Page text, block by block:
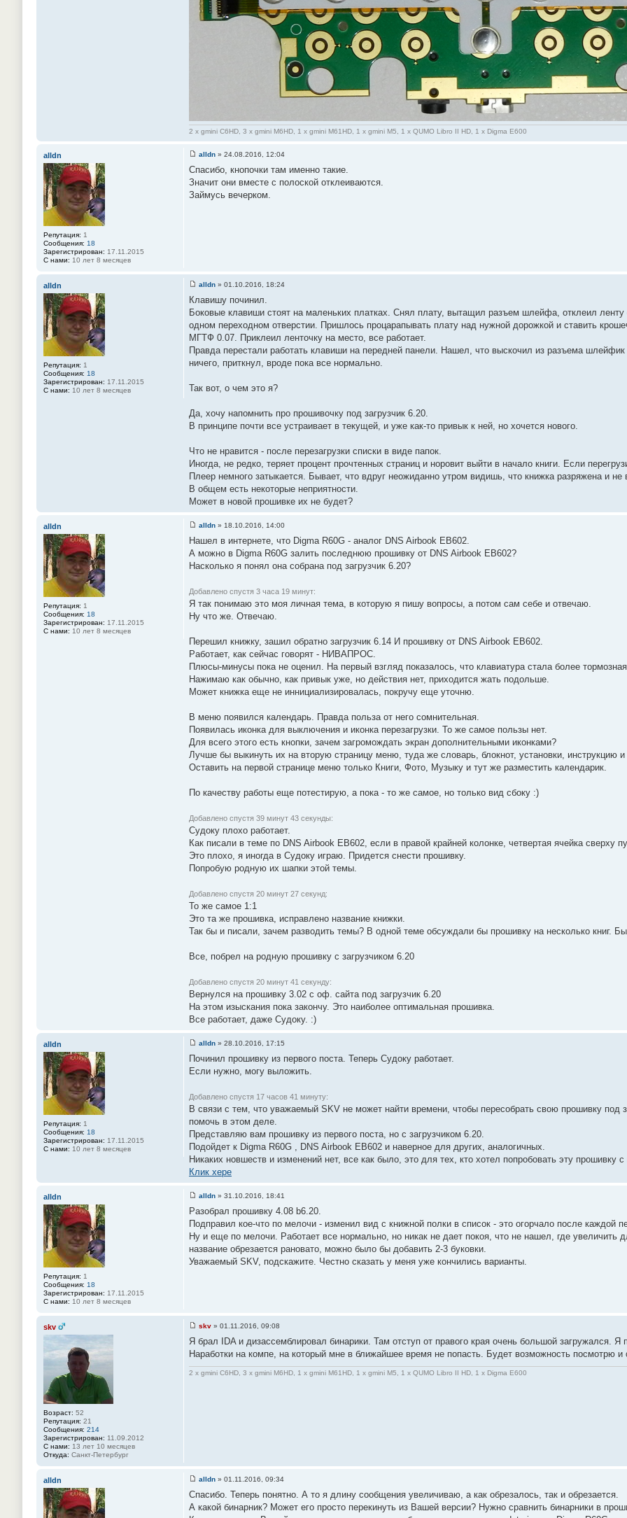
2 x gmini C6HD, 3 x gmini M6HD, 1 x gmini M61HD, 1 x gmini M5, 1 x QUMO Libro II HD, 1 x Digma E600
alldn
Репутация: 1
Сообщения: 18
Зарегистрирован: 17.11.2015
С нами: 10 лет 8 месяцев
о
б
щ
alldn » 24.08.2016, 12:04
Спасибо, кнопочки там именно такие.
Значит они вместе с полоской отклеиваются.
Займусь вечерком.
alldn
Репутация: 1
Сообщения: 18
Зарегистрирован: 17.11.2015
С нами: 10 лет 8 месяцев
о
б
щ
е
н
и
#
alldn » 01.10.2016, 18:24
Клавишу починил.
Боковые клавиши стоят на маленьких платках. Снял плату, вытащил разъем шлейфа, отклеил
одном переходном отверстии. Пришлось процарапывать плату над нужной дорожкой и ставить
МГТФ 0.07. Приклеил ленточку на место, все работает.
Правда перестали работать клавиши на передней панели. Нашел, что выскочил из разъема
ничего, приткнул, вроде пока все нормально.
Так вот, о чем это я?
Да, хочу напомнить про прошивочку под загрузчик 6.20.
В принципе почти все устраивает в текущей, и уже как-то привык к ней, но хочется нового.
Что не нравится - после перезагрузки списки в виде папок.
Иногда, не редко, теряет процент прочтенных страниц и норовит выйти в начало книги. Если
Плеер немного затыкается. Бывает, что вдруг неожиданно утром видишь, что книжка разряжена и
В общем есть некоторые неприятности.
Может в новой прошивке их не будет?
alldn
Репутация: 1
Сообщения: 18
Зарегистрирован: 17.11.2015
С нами: 10 лет 8 месяцев
о
б
щ
и
#
9
0
alldn » 18.10.2016, 14:00
Нашел в интернете, что Digma R60G - аналог DNS Airbook EB602.
А можно в Digma R60G залить последнюю прошивку от DNS Airbook EB602?
Насколько я понял она собрана под загрузчик 6.20?
Добавлено спустя 3 часа 19 минут:
Я так понимаю это моя личная тема, в которую я пишу вопросы, а потом сам себе и отвечаю.
Ну что же. Отвечаю.
Перешил книжку, зашил обратно загрузчик 6.14 И прошивку от DNS Airbook EB602.
Работает, как сейчас говорят - НИВАПРОС.
Плюсы-минусы пока не оценил. На первый взгляд показалось, что клавиатура стала более
Нажимаю как обычно, как привык уже, но действия нет, приходится жать подольше.
Может книжка еще не иннициализировалась, покручу еще уточню.
В меню появился календарь. Правда польза от него сомнительная.
Появилась иконка для выключения и иконка перезагрузки. То же самое пользы нет.
Для всего этого есть кнопки, зачем загромождать экран дополнительными иконками?
Лучше бы выкинуть их на вторую страницу меню, туда же словарь, блокнот, установки, инструкцию
Оставить на первой странице меню только Книги, Фото, Музыку и тут же разместить календарик.
По качеству работы еще потестирую, а пока - то же самое, но только вид сбоку :)
Добавлено спустя 39 минут 43 секунды:
Судоку плохо работает.
Как писали в теме по DNS Airbook EB602, если в правой крайней колонке, четвертая ячейка сверху
Это плохо, я иногда в Судоку играю. Придется снести прошивку.
Попробую родную их шапки этой темы.
Добавлено спустя 20 минут 27 секунд:
То же самое 1:1
Это та же прошивка, исправлено название книжки.
Так бы и писали, зачем разводить темы? В одной теме обсуждали бы прошивку на несколько книг.
Все, побрел на родную прошивку с загрузчиком 6.20
Добавлено спустя 20 минут 41 секунду:
Вернулся на прошивку 3.02 с оф. сайта под загрузчик 6.20
На этом изыскания пока закончу. Это наиболее оптимальная прошивка.
Все работает, даже Судоку. :)
alldn
Репутация: 1
Сообщения: 18
Зарегистрирован: 17.11.2015
С нами: 10 лет 8 месяцев
о
б
н
и
#
9
alldn » 28.10.2016, 17:15
Починил прошивку из первого поста. Теперь Судоку работает.
Если нужно, могу выложить.
Добавлено спустя 17 часов 41 минуту:
В связи с тем, что уважаемый SKV не может найти времени, чтобы пересобрать свою прошивку под
помочь в этом деле.
Представляю вам прошивку из первого поста, но с загрузчиком 6.20.
Подойдет к Digma R60G , DNS Airbook EB602 и наверное для других, аналогичных.
Никаких новшеств и изменений нет, все как было, это для тех, кто хотел попробовать эту прошивку
Клик хере
alldn
Репутация: 1
Сообщения: 18
Зарегистрирован: 17.11.2015
С нами: 10 лет 8 месяцев
о
б
щ
е
н
и
alldn » 31.10.2016, 18:41
Разобрал прошивку 4.08 b6.20.
Подправил кое-что по мелочи - изменил вид с книжной полки в список - это огорчало после каждой
Ну и еще по мелочи. Работает все нормально, но никак не дает покоя, что не нашел, где увеличить
название обрезается рановато, можно было бы добавить 2-3 буковки.
Уважаемый SKV, подскажите. Честно сказать у меня уже кончились варианты.
skv
Возраст: 52
Репутация: 21
Сообщения: 214
Зарегистрирован: 11.09.2012
С нами: 13 лет 10 месяцев
Откуда: Санкт-Петербург
о
б
щ
е
skv » 01.11.2016, 09:08
Я брал IDA и дизассемблировал бинарики. Там отступ от правого края очень большой загружался. Я
Наработки на компе, на который мне в ближайшее время не попасть. Будет возможность посмотрю и
2 x gmini C6HD, 3 x gmini M6HD, 1 x gmini M61HD, 1 x gmini M5, 1 x QUMO Libro II HD, 1 x Digma E600
alldn
о
б
alldn » 01.11.2016, 09:34
Спасибо. Теперь понятно. А то я длину сообщения увеличиваю, а как обрезалось, так и обрезается.
А какой бинарник? Может его просто перекинуть из Вашей версии? Нужно сравнить бинарники в